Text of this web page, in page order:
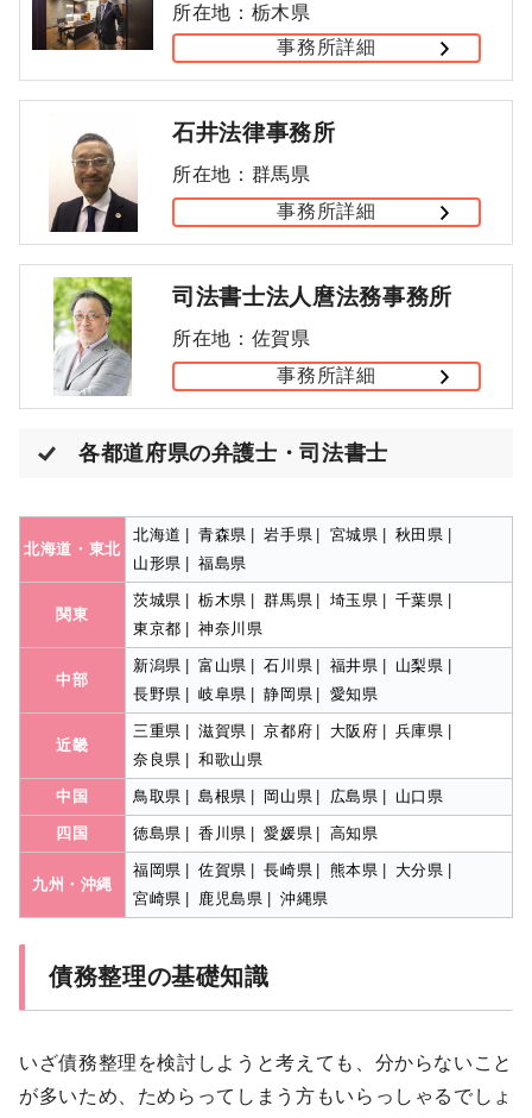
所在地：栃木県
事務所詳細
石井法律事務所
所在地：群馬県
事務所詳細
司法書士法人麿法務事務所
所在地：佐賀県
事務所詳細
各都道府県の弁護士・司法書士
北海道・東北
北海道 青森県 岩手県 宮城県 秋田県
山形県
福島県
関東
茨城県 栃木県 群馬県 埼玉県 千葉県
東京都
神奈川県
中部
新潟県 富山県 石川県 福井県 山梨県
長野県
岐阜県 静岡県 愛知県
近畿
三重県 滋賀県 京都府 大阪府 兵庫県
奈良県
和歌山県
中国 鳥取県 島根県 岡山県 広島県 山口県
四国 徳島県 香川県 愛媛県 高知県
九州・沖縄
福岡県 佐賀県 長崎県 熊本県 大分県
宮崎県
鹿児島県 沖縄県
債務整理の基礎知識
いざ債務整理を検討しようと考えても、分からないこと
が多いため、ためらってしまう方もいらっしゃるでしょ